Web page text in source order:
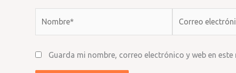
Guarda mi nombre, correo electrónico y web en